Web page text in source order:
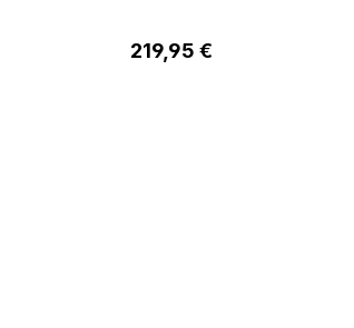
Regulärer Preis:
219,95 €